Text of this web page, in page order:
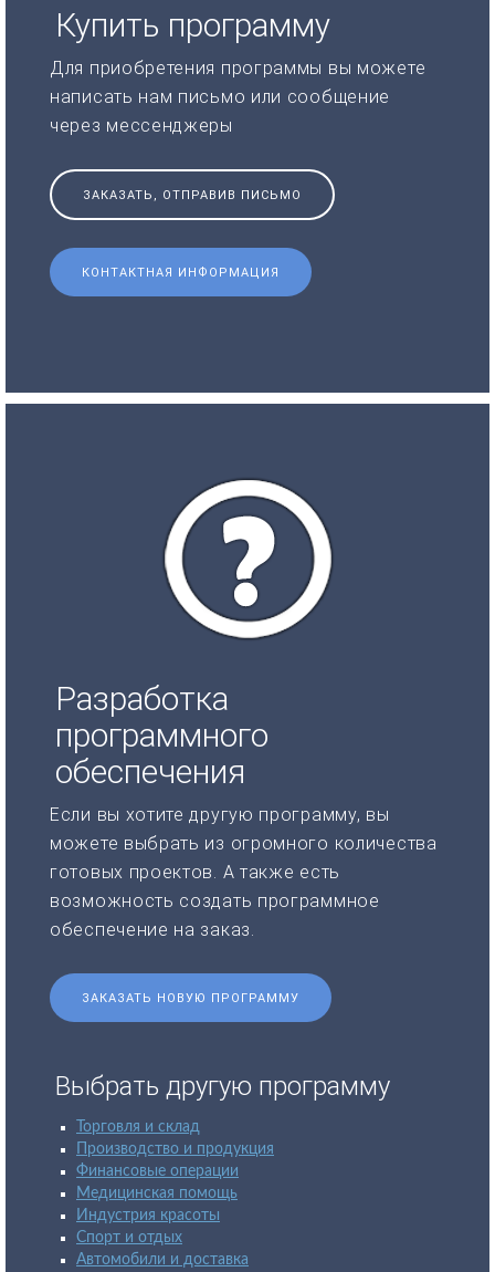
Купить программу
Для приобретения программы вы можете
написать нам письмо или сообщение
через мессенджеры
ЗАКАЗАТЬ, ОТПРАВИВ ПИСЬМО
КОНТАКТНАЯ ИНФОРМАЦИЯ
Разработка
программного
обеспечения
Если вы хотите другую программу, вы
можете выбрать из огромного количества
готовых проектов. А также есть
возможность создать программное
обеспечение на заказ.
ЗАКАЗАТЬ НОВУЮ ПРОГРАММУ
Выбрать другую программу
Торговля и склад
Производство и продукция
Финансовые операции
Медицинская помощь
Индустрия красоты
Спорт и отдых
Автомобили и доставка